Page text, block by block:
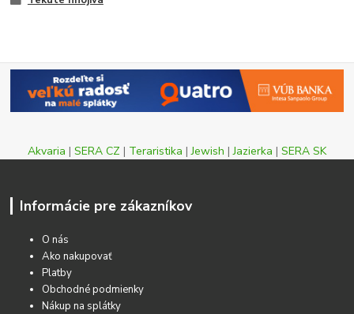
Akvaria | SERA CZ | Teraristika |Jewish |Jazierka | SERA SK
Informácie pre zákazníkov
O nás
Ako nakupovať
Platby
Obchodné podmienky
Nákup na splátky